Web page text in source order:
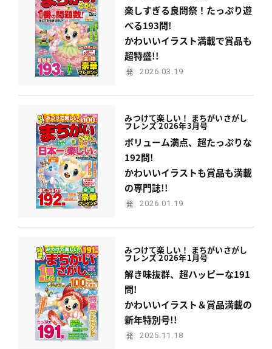
楽しすぎる良問祭！たっぷり遊
べる193問!
かわいいイラスト満載で賞品も
超特盛!!
2026.03.19
みつけて楽しい！ まちがいさがし
フレンズ 2026年3月号
ボリューム満点、超たっぷりな
192問!
かわいいイラストも賞品も満載
の専門誌!!
2026.01.19
みつけて楽しい！ まちがいさがし
フレンズ 2026年1月号
解き味抜群、超ハッピーな191
問!
かわいいイラスト＆賞品満載の
新年特別号!!
2025.11.18